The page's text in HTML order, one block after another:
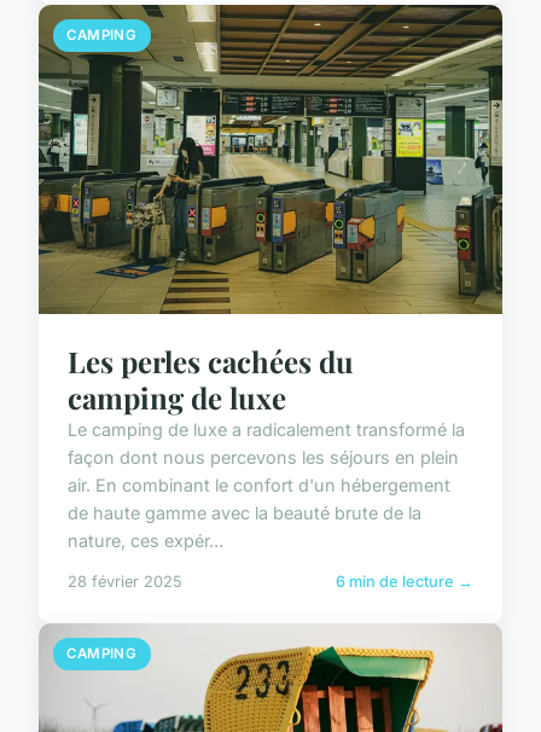
CAMPING
Les perles cachées du
camping de luxe
Le camping de luxe a radicalement transformé la
façon dont nous percevons les séjours en plein
air. En combinant le confort d'un hébergement
de haute gamme avec la beauté brute de la
nature, ces expér...
28 février 2025 6 min de lecture →
CAMPING